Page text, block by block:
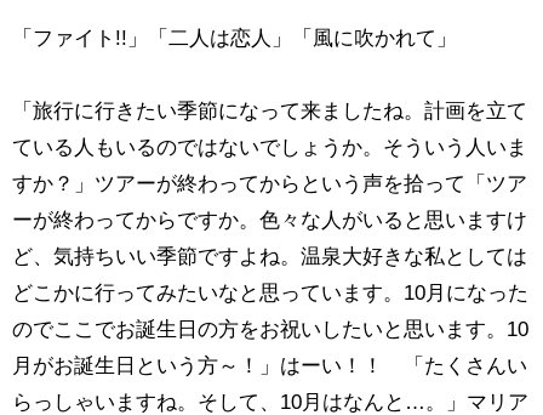
「ファイト!!」「二人は恋人」「風に吹かれて」
「旅行に行きたい季節になって来ましたね。計画を立て
ている人もいるのではないでしょうか。そういう人いま
すか？」ツアーが終わってからという声を拾って「ツア
ーが終わってからですか。色々な人がいると思いますけ
ど、気持ちいい季節ですよね。温泉大好きな私としては
どこかに行ってみたいなと思っています。10月になった
のでここでお誕生日の方をお祝いしたいと思います。10
月がお誕生日という方～！」はーい！！ 「たくさんい
らっしゃいますね。そして、10月はなんと…。」マリア